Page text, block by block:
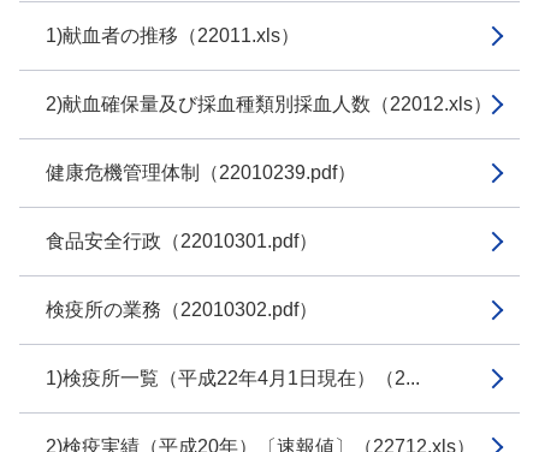
1)献血者の推移（22011.xls）
2)献血確保量及び採血種類別採血人数（22012.xls）
健康危機管理体制（22010239.pdf）
食品安全行政（22010301.pdf）
検疫所の業務（22010302.pdf）
1)検疫所一覧（平成22年4月1日現在）（2...
2)検疫実績（平成20年）〔速報値〕（22712.xls）